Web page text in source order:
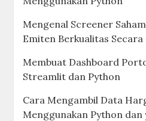
Mengenal Screener
Emiten Berkualitas
Membuat Dashboard
Streamlit dan Python
Cara Mengambil Data
Menggunakan Python dan